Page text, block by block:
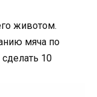
животом.
мяча по
10